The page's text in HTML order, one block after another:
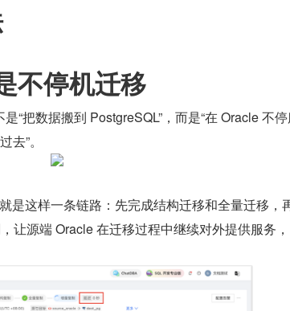
不停机迁移
“把数据搬到 PostgreSQL”，而是“在 Oracle 不
”。
是这样一条链路：先完成结构迁移和全量迁移，
让源端 Oracle 在迁移过程中继续对外提供服务